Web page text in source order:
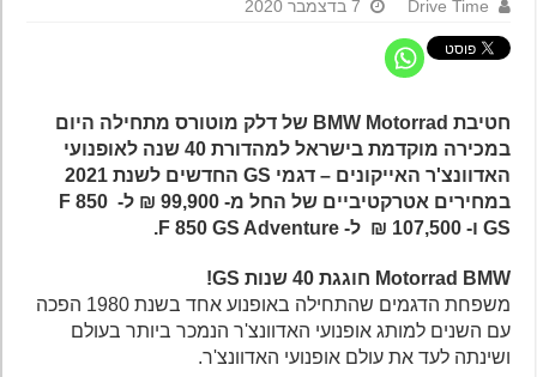
Drive Time 7 בדצמבר 2020
חטיבת BMW Motorrad של דלק מוטורס מתחילה היום
במכירה מוקדמת בישראל למהדורת 40 שנה לאופנועי
האדוונצ'ר האייקונים – דגמי GS החדשים לשנת 2021
במחירים אטרקטיביים של החל מ- 99,900 ₪ ל- F 850
GS ו- 107,500 ₪ ל- F 850 GS Adventure.
Motorrad BMW חוגגת 40 שנות GS!
משפחת הדגמים שהתחילה באופנוע אחד בשנת 1980 הפכה
עם השנים למותג אופנועי האדוונצ'ר הנמכר ביותר בעולם
ושינתה לעד את עולם אופנועי האדוונצ'ר.